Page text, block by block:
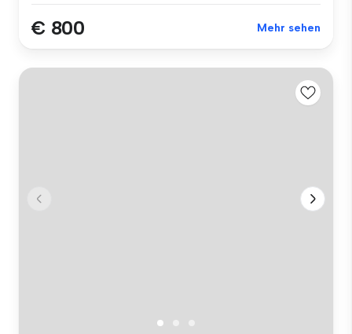
€ 800 Mehr sehen